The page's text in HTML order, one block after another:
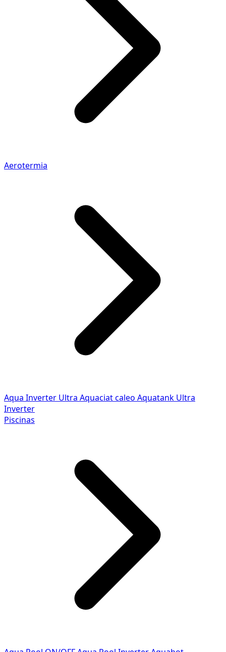
Aerotermia
Aqua Inverter Ultra Aquaciat caleo Aquatank Ultra
Inverter
Piscinas